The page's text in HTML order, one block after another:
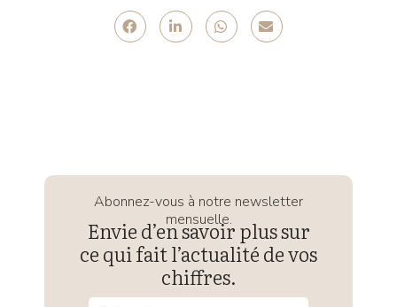
Abonnez-vous à notre newsletter
mensuelle.
Envie d’en savoir plus sur
ce qui fait l’actualité de vos
chiffres.